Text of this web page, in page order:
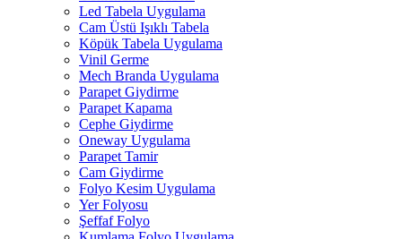
Led Tabela Uygulama
Cam Üstü Işıklı Tabela
Köpük Tabela Uygulama
Vinil Germe
Mech Branda Uygulama
Parapet Giydirme
Parapet Kapama
Cephe Giydirme
Oneway Uygulama
Parapet Tamir
Cam Giydirme
Folyo Kesim Uygulama
Yer Folyosu
Şeffaf Folyo